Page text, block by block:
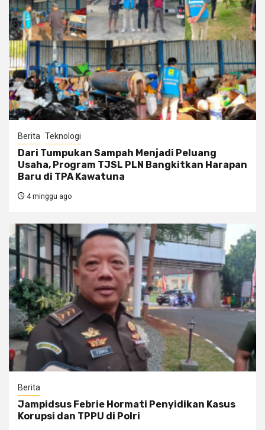
Berita Teknologi
Dari Tumpukan Sampah Menjadi Peluang
Usaha, Program TJSL PLN Bangkitkan Harapan
Baru di TPA Kawatuna
4 minggu ago
Berita
Jampidsus Febrie Hormati Penyidikan Kasus
Korupsi dan TPPU di Polri